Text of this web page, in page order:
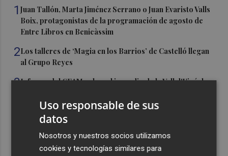
1Juan Tallón, Marta Jiménez Serrano o Juan Evaristo Valls
Boix, protagonistas de la programación de agosto de
Entre Libros en Benicàssim
2Los talleres de ‘Magia en los Barrios’ de Castelló llegan
al Grupo Reyes
3Informe del CEAM sobre el incendio de la Vall d'Uixó: la
previos
La Generalitat destina 132 millones a 24 nuevas
infraestructuras sociosanitarias de mayores y personas
con discapacidad
Uso responsable de sus
datos
Nosotros y nuestros socios utilizamos
cookies y tecnologías similares para